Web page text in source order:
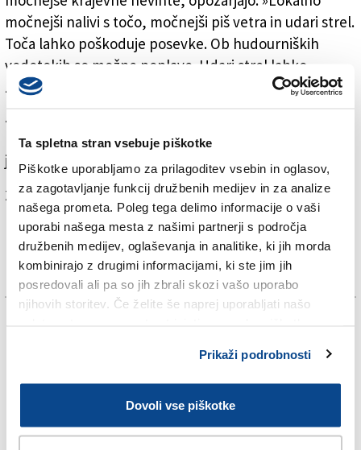
Ta spletna stran vsebuje piškotke
Piškotke uporabljamo za prilagoditev vsebin in oglasov,
za zagotavljanje funkcij družbenih medijev in za analize
našega prometa. Poleg tega delimo informacije o vaši
uporabi našega mesta z našimi partnerji s področja
družbenih medijev, oglaševanja in analitike, ki jih morda
kombinirajo z drugimi informacijami, ki ste jim jih
posredovali ali pa so jih zbrali skozi vašo uporabo
njihovih storitev. Če želite še naprej uporabljati našo
Prikaži podrobnosti
Dovoli vse piškotke
močnejši nalivi s točo, močnejši piš vetra in udari strel.
Toča lahko poškoduje posevke. Ob hudourniških
vodotokih so možne poplave. Udari strel lahko
zanetijo požare,« so zapisali.
Zaradi močnejših krajevnih neviht je civilna zaščita iz
FJK objavila rumeno opozorilo, ki bo veljalo do 6. ure
jutri (petek).
Za branje in pisanje komentarjevje potrebna prijava
ALPE-JADRAN
SPLETNO UREDNIŠTVO